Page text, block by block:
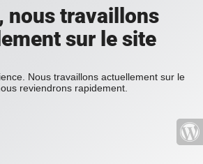
nous travaillons
sur le site
Nous travaillons actuellement sur le
reviendrons rapidement.